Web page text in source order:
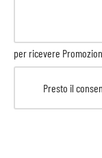
per ricevere
Presto il